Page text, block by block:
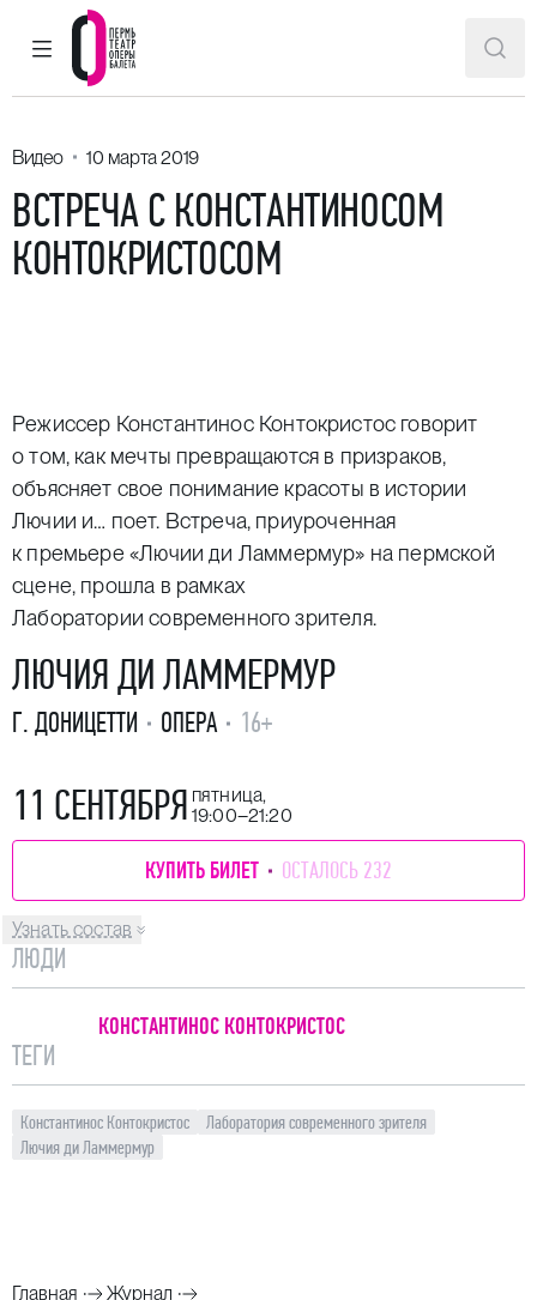
ГЛАВНОЕ МЕНЮ
Пермский театр оперы и балета
Видео 10 марта 2019
ВСТРЕЧА С КОНСТАНТИНОСОМ
КОНТОКРИСТОСОМ
Режиссер Константинос Контокристос говорит
о том, как мечты превращаются в призраков,
объясняет свое понимание красоты в истории
Лючии и… поет. Встреча, приуроченная
к премьере «Лючии ди Ламмермур» на пермской
сцене, прошла в рамках
Лаборатории современного зрителя.
ЛЮЧИЯ ДИ ЛАММЕРМУР
Г. ДОНИЦЕТТИ ОПЕРА 16+
11 СЕНТЯБРЯ
Узнать состав
пятница,
19:00–21:20
КУПИТЬ БИЛЕТ ОСТАЛОСЬ 232
ЛЮДИ
КОНСТАНТИНОС КОНТОКРИСТОС
ТЕГИ
Константинос Контокристос
Лаборатория современного зрителя
Лючия ди Ламмермур
Главная
Журнал